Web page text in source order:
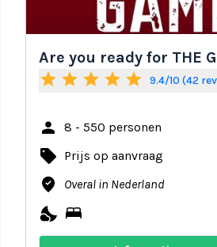
Are you ready for THE
star star star star star 9.4/10 (42
person 8 - 550 personen
local_offer Prijs op aanvraag
where_to_vote Overal in Nederland
nights_stay bed